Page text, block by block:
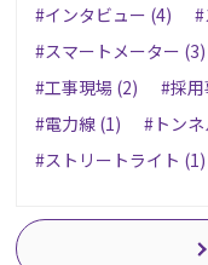
#インタビュー (4)
#スマートメーター (3)
#工事現場 (2)
#採
#電力線 (1)
#トン
#ストリートライト (1)